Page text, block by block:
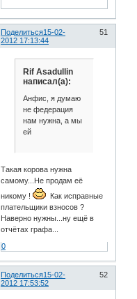
Поделиться 51
15-02-
2012 17:13:44
Rif Asadullin
написал(а):
Анфис, я думаю
не федерация
нам нужна, а мы
ей
Такая корова нужна
самому...Не продам её
никому !
Как исправные
плательщики взносов ?
Наверно нужны...ну ещё в
отчётах графа...
0
Поделиться 52
15-02-
2012 17:53:52